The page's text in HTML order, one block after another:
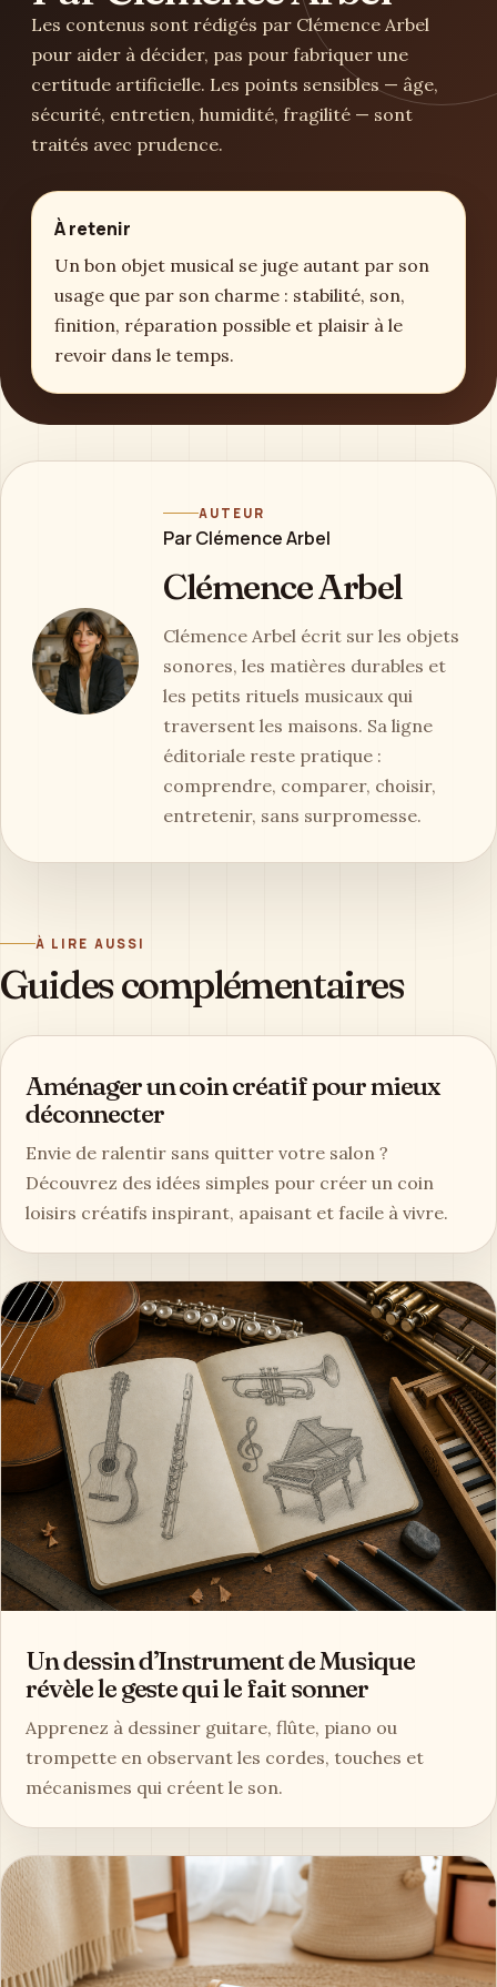
Les contenus sont rédigés par Clémence Arbel
pour aider à décider, pas pour fabriquer une
certitude artificielle. Les points sensibles — âge,
sécurité, entretien, humidité, fragilité — sont
traités avec prudence.
À retenir
Un bon objet musical se juge autant par son
usage que par son charme : stabilité, son,
finition, réparation possible et plaisir à le
revoir dans le temps.
AUTEUR
Par Clémence Arbel
Clémence Arbel
Clémence Arbel écrit sur les objets
sonores, les matières durables et
les petits rituels musicaux qui
traversent les maisons. Sa ligne
éditoriale reste pratique :
comprendre, comparer, choisir,
entretenir, sans surpromesse.
À LIRE AUSSI
Guides complémentaires
Aménager un coin créatif pour mieux
déconnecter
Envie de ralentir sans quitter votre salon ?
Découvrez des idées simples pour créer un coin
loisirs créatifs inspirant, apaisant et facile à vivre.
Un dessin d’Instrument de Musique
révèle le geste qui le fait sonner
Apprenez à dessiner guitare, flûte, piano ou
trompette en observant les cordes, touches et
mécanismes qui créent le son.